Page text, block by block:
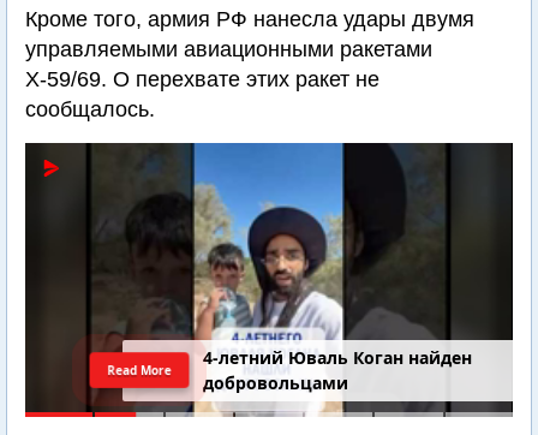
Кроме того, армия РФ нанесла удары двумя
управляемыми авиационными ракетами
Х-59/69. О перехвате этих ракет не
сообщалось.
4-летний Юваль Коган найден
добровольцами
Read More